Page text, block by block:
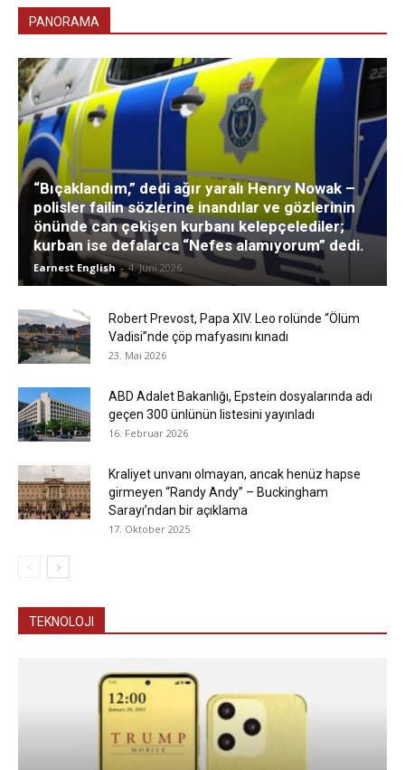
PANORAMA
“Bıçaklandım,” dedi ağır yaralı Henry Nowak –
polisler failin sözlerine inandılar ve gözlerinin
önünde can çekişen kurbanı kelepçelediler;
kurban ise defalarca “Nefes alamıyorum” dedi.
Earnest English - 4. Juni 2026
Robert Prevost, Papa XIV. Leo rolünde “Ölüm
Vadisi”nde çöp mafyasını kınadı
23. Mai 2026
ABD Adalet Bakanlığı, Epstein dosyalarında adı
geçen 300 ünlünün listesini yayınladı
16. Februar 2026
Kraliyet unvanı olmayan, ancak henüz hapse
girmeyen “Randy Andy” – Buckingham
Sarayı’ndan bir açıklama
17. Oktober 2025
TEKNOLOJI